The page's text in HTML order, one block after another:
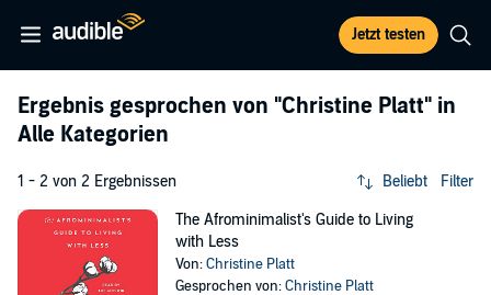
Jetzt testen
Ergebnis gesprochen von "Christine Platt" in
Alle Kategorien
1 - 2 von 2 Ergebnissen Beliebt Filter
The Afrominimalist's Guide to Living
with Less
Von:Christine Platt
Gesprochen von:Christine Platt